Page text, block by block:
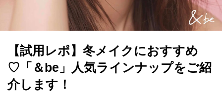
【試用レポ】冬メイクにおすすめ
♡「＆be」人気ラインナップをご紹
介します！